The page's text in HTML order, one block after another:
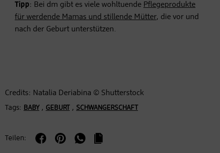
Tipp: Bei dm gibt es viele wohltuende Pflegeprodukte
für werdende Mamas und stillende Mütter, die vor und
nach der Geburt unterstützen.
Credits: Natalia Deriabina © Shutterstock
Tags: BABY, GEBURT, SCHWANGERSCHAFT
Teilen: